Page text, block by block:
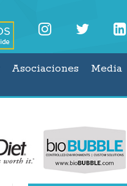
Asociaciones Media